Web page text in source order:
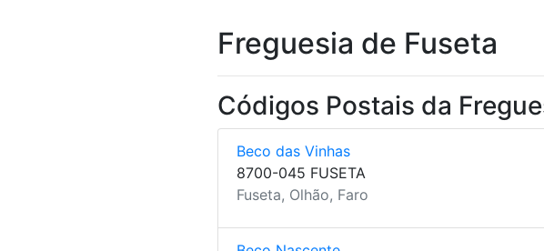
Freguesia de Fuseta
Códigos Postais da
Beco das Vinhas
8700-045 FUSETA
Fuseta, Olhão, Faro